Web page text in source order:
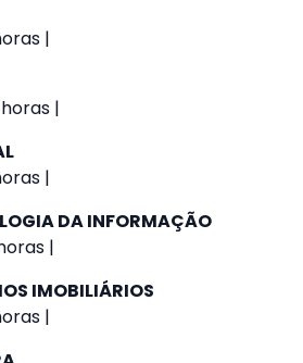
|
|
|
DA INFORMAÇÃO
|
IMOBILIÁRIOS
|